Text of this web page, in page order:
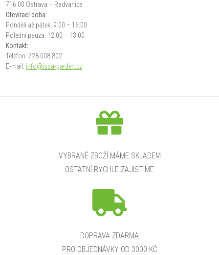
716 00 Ostrava – Radvanice
Otevírací doba:
Pondělí až pátek: 9:00 – 16:00
Polední pauza: 12:00 – 13:00
Kontakt:
Telefon: 728 008 802
E-mail: info@issa-garden.cz
VYBRANÉ ZBOŽÍ MÁME SKLADEM
OSTATNÍ RYCHLE ZAJISTÍME
DOPRAVA ZDARMA
PRO OBJEDNÁVKY OD 3000 KČ